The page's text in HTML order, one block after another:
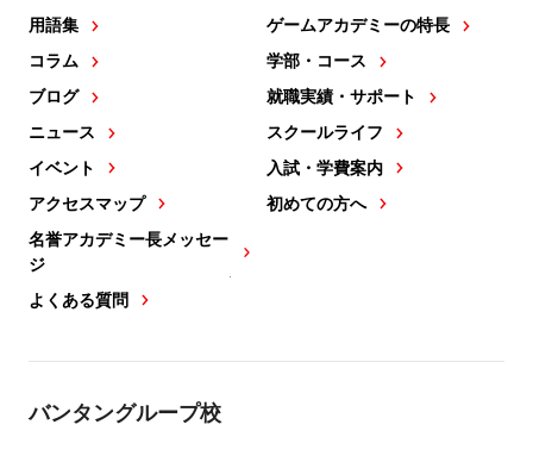
用語集
コラム
ブログ
ニュース
イベント
アクセスマップ
名誉アカデミー長メッセー
ジ
よくある質問
ゲームアカデミーの特長
学部・コース
就職実績・サポート
スクールライフ
入試・学費案内
初めての方へ
バンタングループ校